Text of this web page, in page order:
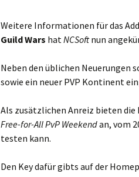
Weitere Informationen für das
Guild Wars hatNCSoftnun
Neben den üblichen Neuerungen
sowie ein neuer PVP Kontinent
Als zusätzlichen Anreiz bieten
Free-for-All PvP Weekendan, vom
testen kann.
Den Key dafür gibts auf der